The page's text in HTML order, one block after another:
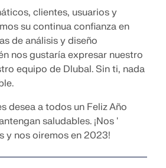
clientes, usuarios y
su continua confianza en
de análisis y diseño
nos gustaría expresar nuestro
equipo de Dlubal. Sin ti, nada
desea a todos un Feliz Año
saludables. ¡Nos '
y nos oiremos en 2023!